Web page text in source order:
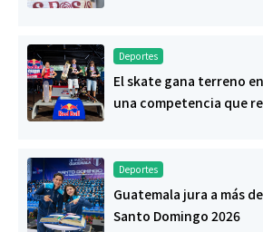
Deportes
El skate gana terreno
una competencia que
Deportes
Guatemala jura a más
Santo Domingo 2026